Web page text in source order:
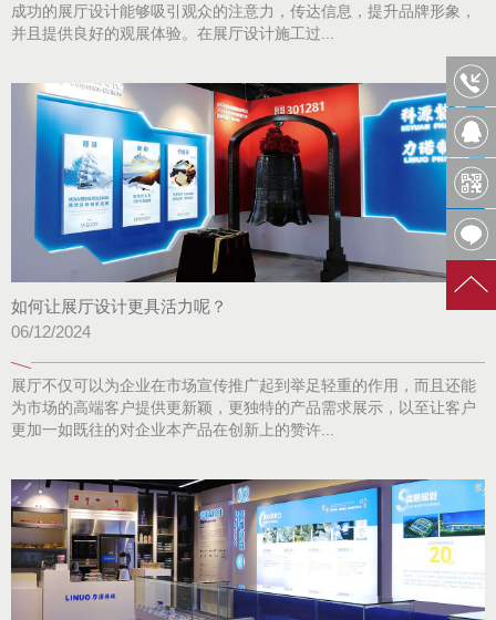
成功的展厅设计能够吸引观众的注意力，传达信息，提升品牌形象，
并且提供良好的观展体验。在展厅设计施工过...
如何让展厅设计更具活力呢？
06/12/2024
展厅不仅可以为企业在市场宣传推广起到举足轻重的作用，而且还能
为市场的高端客户提供更新颖，更独特的产品需求展示，以至让客户
更加一如既往的对企业本产品在创新上的赞许...